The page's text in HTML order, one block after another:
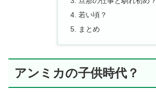
若い頃？
まとめ
アンミカの子供時代？